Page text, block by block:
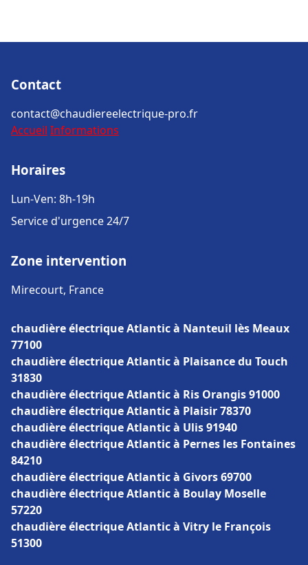
Contact
contact@chaudiereelectrique-pro.fr
Accueil Informations
Horaires
Lun-Ven: 8h-19h
Service d'urgence 24/7
Zone intervention
Mirecourt, France
chaudière électrique Atlantic à Nanteuil lès Meaux
77100
chaudière électrique Atlantic à Plaisance du Touch
31830
chaudière électrique Atlantic à Ris Orangis 91000
chaudière électrique Atlantic à Plaisir 78370
chaudière électrique Atlantic à Ulis 91940
chaudière électrique Atlantic à Pernes les Fontaines
84210
chaudière électrique Atlantic à Givors 69700
chaudière électrique Atlantic à Boulay Moselle
57220
chaudière électrique Atlantic à Vitry le François
51300